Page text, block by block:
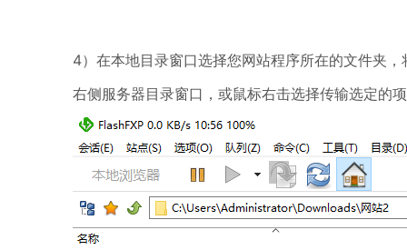
4）在本地目录窗口选择您网站程序所在的文件夹
右侧服务器目录窗口，或鼠标右击选择传输选定的